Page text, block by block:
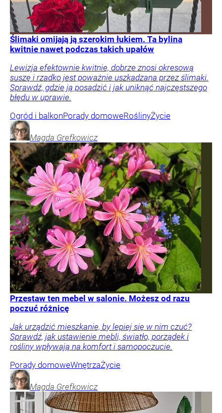
Ślimaki omijają ją szerokim łukiem. Ta bylina
kwitnie nawet podczas takich upałów
Lewizja efektownie kwitnie, dobrze znosi okresową
suszę i rzadko jest poważnie uszkadzana przez ślimaki.
Sprawdź, gdzie ją posadzić i jak uniknąć najczęstszego
błędu w uprawie.
Ogród i balkonPorady domoweRoślinyŻycie
Magda Grefkowicz
Przestaw ten mebel w salonie. Możesz od razu
poczuć różnicę
Jak urządzić mieszkanie, by lepiej się w nim czuć?
Sprawdź, jak ustawienie mebli, światło, porządek i
rośliny wpływają na komfort i samopoczucie.
Porady domoweWnętrzaŻycie
Magda Grefkowicz